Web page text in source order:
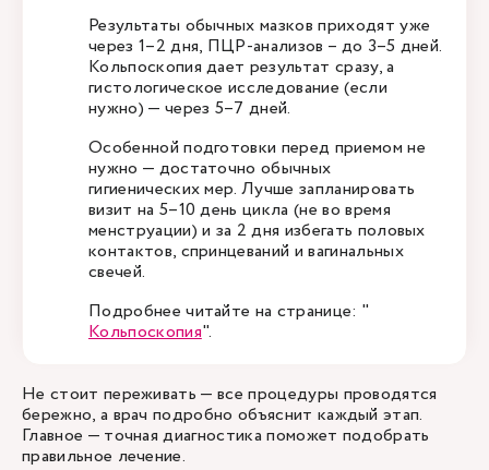
Результаты обычных мазков приходят уже
через 1–2 дня, ПЦР-анализов – до 3–5 дней.
Кольпоскопия дает результат сразу, а
гистологическое исследование (если
нужно) — через 5–7 дней.
Особенной подготовки перед приемом не
нужно — достаточно обычных
гигиенических мер. Лучше запланировать
визит на 5–10 день цикла (не во время
менструации) и за 2 дня избегать половых
контактов, спринцеваний и вагинальных
свечей.
Подробнее читайте на странице: "
Кольпоскопия".
Не стоит переживать — все процедуры проводятся
бережно, а врач подробно объяснит каждый этап.
Главное — точная диагностика поможет подобрать
правильное лечение.